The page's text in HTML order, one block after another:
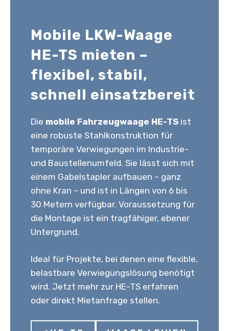
Mobile LKW-Waage
HE-TS mieten –
flexibel, stabil,
schnell einsatzbereit
Die mobile Fahrzeugwaage HE-TS ist
eine robuste Stahlkonstruktion für
temporäre Verwiegungen im Industrie-
und Baustellenumfeld. Sie lässt sich mit
einem Gabelstapler aufbauen – ganz
ohne Kran – und ist in Längen von 6 bis
30 Metern verfügbar. Voraussetzung für
die Montage ist ein tragfähiger, ebener
Untergrund.
Ideal für Projekte, bei denen eine flexible,
belastbare Verwiegungslösung benötigt
wird. Jetzt mehr zur HE-TS erfahren
oder direkt Mietanfrage stellen.